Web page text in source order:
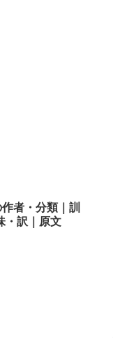
者・分類｜訓
・訳｜原文